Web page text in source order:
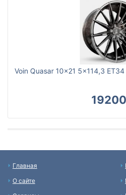
Voin Quasar 10x21 5x114,3
19200
Главная
О сайте